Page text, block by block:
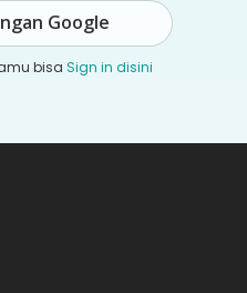
Google
bisa Sign in disini